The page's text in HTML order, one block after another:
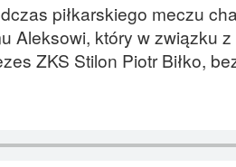
piłkarskiego meczu
Aleksowi, który w związku
ZKS Stilon Piotr Biłko,